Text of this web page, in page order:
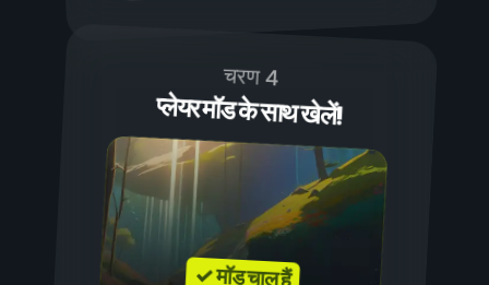
चरण 4
प्लेयर मॉड के साथ खेलें!
✓ मॉड चालू हैं